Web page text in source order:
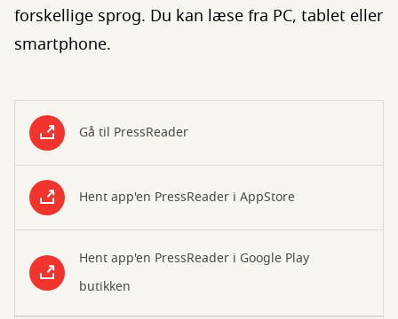
forskellige sprog. Du kan læse fra PC, tablet eller
smartphone.
Gå til PressReader
Hent app'en PressReader i AppStore
Hent app'en PressReader i Google Play
butikken